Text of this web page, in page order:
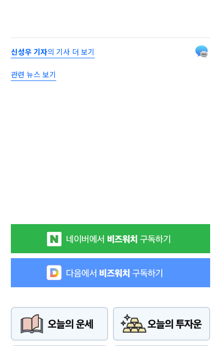
신성우 기자의 기사 더 보기
관련 뉴스 보기